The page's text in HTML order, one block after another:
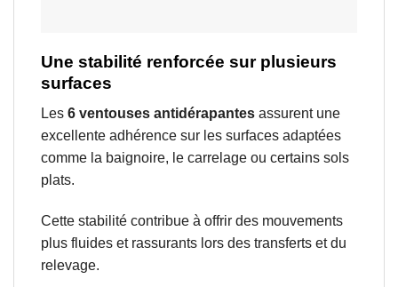
Une stabilité renforcée sur plusieurs
surfaces
Les 6 ventouses antidérapantes assurent une
excellente adhérence sur les surfaces adaptées
comme la baignoire, le carrelage ou certains sols
plats.
Cette stabilité contribue à offrir des mouvements
plus fluides et rassurants lors des transferts et du
relevage.